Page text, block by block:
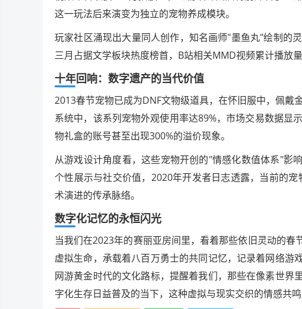
这一玩法后来演变为独立的宠物养成模块。
玩家社区涌现出大量同人创作，知名画师"墨鱼丸"绘制的
三月占据文学板块热度榜首，B站相关MMD视频累计播放
十年回响：数字遗产的当代价值
2013春节宠物已成为DNF文物级道具，在怀旧服中，佩
系统中，该系列宠物外观使用率达89%，市场交易数据显
物礼盒的账号甚至出现300%的溢价现象。
从游戏设计角度看，这些宠物开创的"情感化数值体系"影
个性展示与社交价值，2020年开发者日志透露，当前的
术演进的传承脉络。
数字化记忆的永恒闪光
当我们在2023年的赛丽亚房间里，看着那些依旧灵动的
虚拟生命，承载着八百万勇士的共同记忆，记录着网络
网游黄金时代的文化路标，提醒着我们，那些在像素世
字化生存日益普及的当下，这种虚拟与现实交织的情感共